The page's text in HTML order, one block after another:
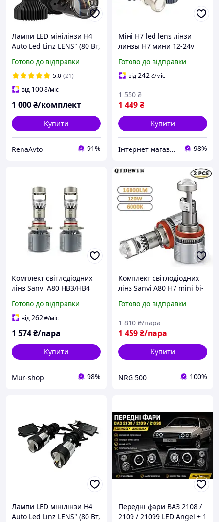
Лампи LED мінілінзи Н4
Auto Led Linz LENS" (80 Вт,
Цоколь H4)
Готово до відправки
5.0 (21)
від 100₴/міс
1 000₴/комплект
Купити
RenaAvto 91%
Міні H7 led lens лінзи
линзы Н7 мини 12-24v
Готово до відправки
від242₴/міс
1 449₴
1 550 ₴
Купити
Інтернет магазин DRAGON MAG 98%
Комплект світлодіодних
лінз Sanvi A80 HB3/HB4
projector lens
Готово до відправки
від262₴/міс
1 574₴/пара
Купити
Mur-shop 98%
Комплект світлодіодних
лінз Sanvi A80 H7 mini bi-
Готово до відправки
1 459₴/пара
1 810 ₴/пара
Купити
NRG 500 100%
Лампи LED мінілінзи Н4
Auto Led Linz LENS" (80 Вт,
Передні фари ВАЗ 2108 /
2109 / 21099 LED Angel + 1